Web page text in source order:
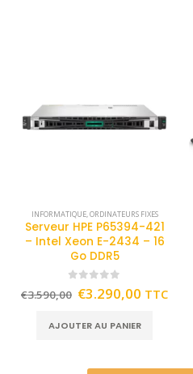
INFORMATIQUE,ORDINATEURS FIXES
Serveur HPE P65394-421
– Intel Xeon E-2434 – 16
Go DDR5
out of 5
€3.590,00 €3.290,00 TTC
AJOUTER AU PANIER